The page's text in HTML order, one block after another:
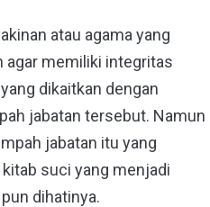
atau agama yang
agar memiliki integritas
dikaitkan dengan
jabatan tersebut. Namun
jabatan itu yang
suci yang menjadi
dihatinya.